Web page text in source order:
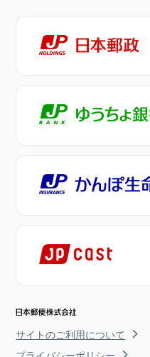
サイトのご利用について